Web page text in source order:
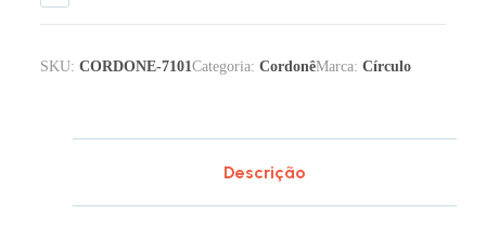
SKU: CORDONE-7101Categoria: CordonêMarca: Círculo
Descrição